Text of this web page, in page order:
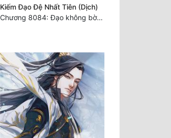
Kiếm Đạo Đệ Nhất Tiên (Dịch)
Chương 8084: Đạo không bờ bến (Đại kết cục) (10)